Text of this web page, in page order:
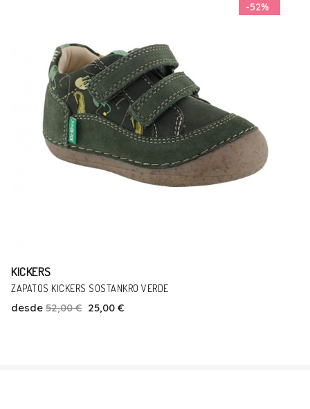
-52%
KICKERS
ZAPATOS KICKERS SOSTANKRO VERDE
desde 52,00 € 25,00 €